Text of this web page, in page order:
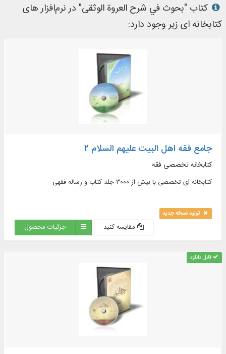
کتاب "بحوث في شرح العروة الوثقی" در نرم‌افزار های
کتابخانه ای زیر وجود دارد:
جامع فقه اهل البیت علیهم السلام ۲
کتابخانه تخصصی فقه
کتابخانه ای تخصصی با بیش از ۳۰۰۰ جلد کتاب و رساله فقهی
تولید نسخه جدید
مقایسه کنید جزئیات محصول
قابل دانلود